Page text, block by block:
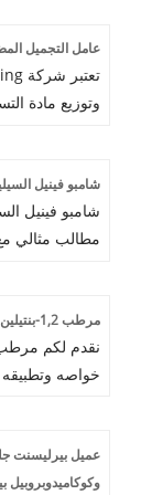
عامل التجميل
وتوزيع مادة
مصممة للأسواق
شراكات دائمة
العملاء، مما
شامبو فينيل
شامبو فينيل
مطالب مثالي
بالجلد والشعر
والمستحضرات
ومنتجات
مرطب 1,2-بنتيلين جلايكول
خواصه
ومتوافق مع
وكوكاميدوبروبيل